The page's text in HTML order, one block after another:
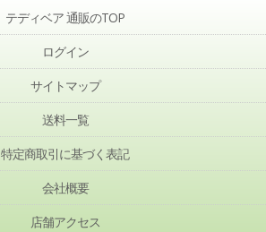
テディベア 通販のTOP
ログイン
サイトマップ
送料一覧
特定商取引に基づく表記
会社概要
店舗アクセス